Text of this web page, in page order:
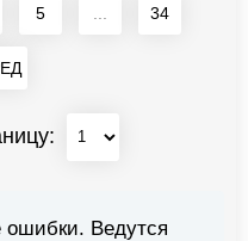
5 34
ошибки. Ведутся